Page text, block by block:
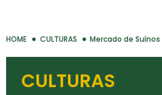
HOME CULTURAS Mercado de Suínos
CULTURAS